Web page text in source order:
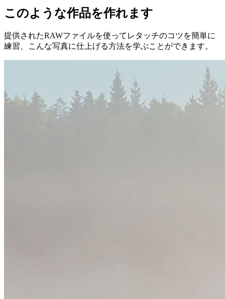
このような作品を作れます
提供されたRAWファイルを使ってレタッチのコツを簡単に
練習、こんな写真に仕上げる方法を学ぶことができます。